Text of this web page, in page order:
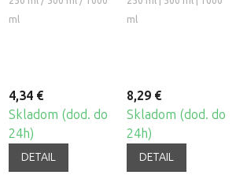
SLNEČNICOVÝ
ml
4,34 €
Skladom (dod. do
24h)
DETAIL
ml
8,29 €
Skladom (dod. do
24h)
DETAIL